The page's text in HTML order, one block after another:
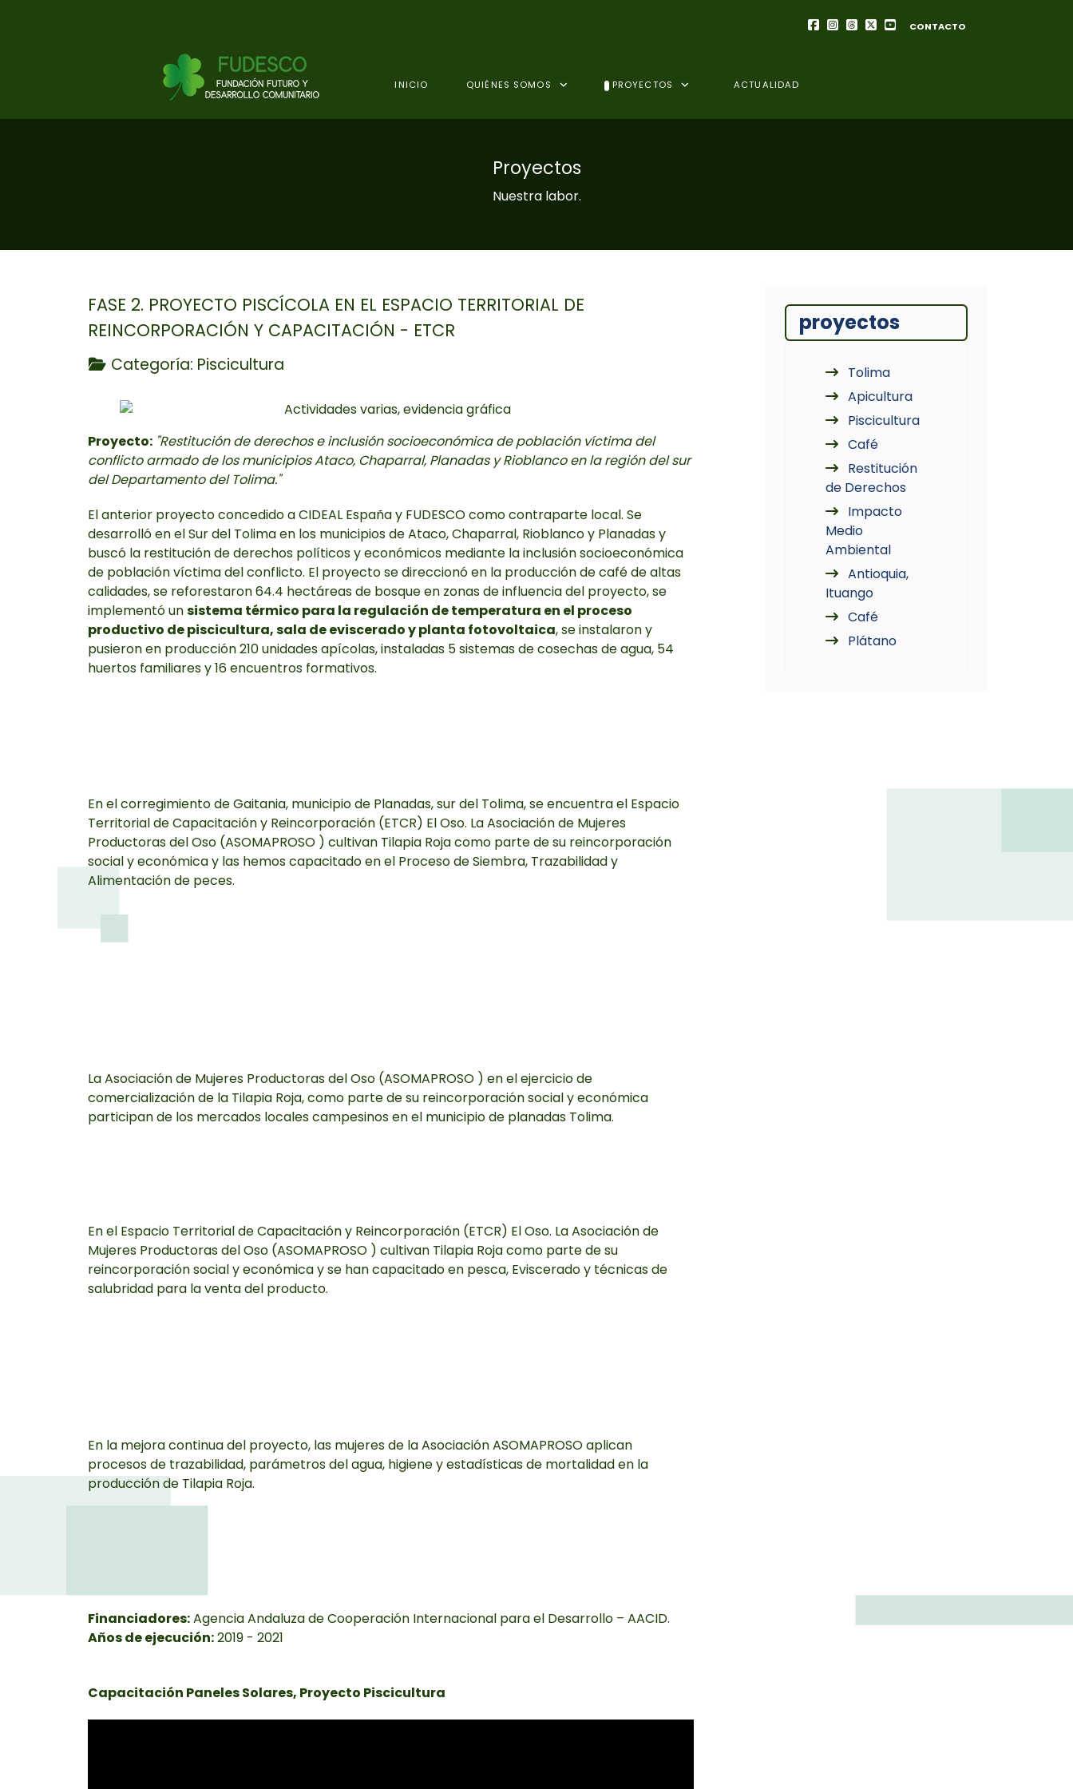
CONTACTO
INICIO QUIÉNES SOMOS PROYECTOS ACTUALIDAD
Proyectos
Nuestra labor.
FASE 2. PROYECTO PISCÍCOLA EN EL ESPACIO TERRITORIAL DE
REINCORPORACIÓN Y CAPACITACIÓN - ETCR
Categoría: Piscicultura
Proyecto: "Restitución de derechos e inclusión socioeconómica de población víctima del
conflicto armado de los municipios Ataco, Chaparral, Planadas y Rioblanco en la región del sur
del Departamento del Tolima."
El anterior proyecto concedido a CIDEAL España y FUDESCO como contraparte local. Se
desarrolló en el Sur del Tolima en los municipios de Ataco, Chaparral, Rioblanco y Planadas y
buscó la restitución de derechos políticos y económicos mediante la inclusión socioeconómica
de población víctima del conflicto. El proyecto se direccionó en la producción de café de altas
calidades, se reforestaron 64.4 hectáreas de bosque en zonas de influencia del proyecto, se
implementó unsistema térmico para la regulación de temperatura en el proceso
productivo de piscicultura, sala de eviscerado y planta fotovoltaica, se instalaron y
pusieron en producción 210 unidades apícolas, instaladas 5 sistemas de cosechas de agua, 54
huertos familiares y 16 encuentros formativos.
En el corregimiento de Gaitania, municipio de Planadas, sur del Tolima, se encuentra el Espacio
Territorial de Capacitación y Reincorporación (ETCR) El Oso. La Asociación de Mujeres
Productoras del Oso (ASOMAPROSO ) cultivan Tilapia Roja como parte de su reincorporación
social y económica y las hemos capacitado en el Proceso de Siembra, Trazabilidad y
Alimentación de peces.
La Asociación de Mujeres Productoras del Oso (ASOMAPROSO ) en el ejercicio de
comercialización de la Tilapia Roja, como parte de su reincorporación social y económica
participan de los mercados locales campesinos en el municipio de planadas Tolima.
En el Espacio Territorial de Capacitación y Reincorporación (ETCR) El Oso. La Asociación de
Mujeres Productoras del Oso (ASOMAPROSO ) cultivan Tilapia Roja como parte de su
reincorporación social y económica y se han capacitado en pesca, Eviscerado y técnicas de
salubridad para la venta del producto.
En la mejora continua del proyecto, las mujeres de la Asociación ASOMAPROSO aplican
procesos de trazabilidad, parámetros del agua, higiene y estadísticas de mortalidad en la
producción de Tilapia Roja.
Financiadores:Agencia Andaluza de Cooperación Internacional para el Desarrollo – AACID.
Años de ejecución:2019 - 2021
Capacitación Paneles Solares, Proyecto Piscicultura
proyectos
Tolima
Apicultura
Piscicultura
Café
Restitución
de Derechos
Impacto
Medio
Ambiental
Antioquia,
Ituango
Café
Plátano